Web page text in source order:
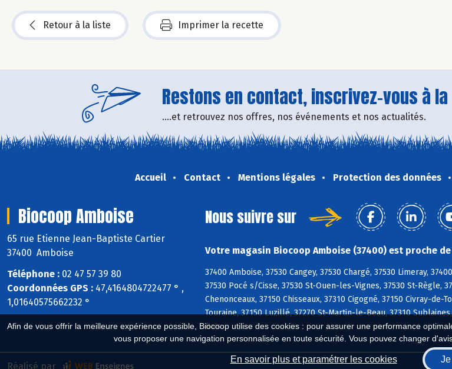
Afin de vous offrir la meilleure expérience possible, Biocoop utilise des cookies : pour assurer une performance
vous proposer une navigation personnalisée en toute sécurité. Vous pouvez changer
En savoir plus et paramétrer les cookies
Retour à la liste Imprimer la recette
Restons en contact, inscrivez-vous à
....et retrouvez nos offres, nos événements et nos actualités.
Accueil Contact Mentions légales Protection des données
Biocoop Amboise
65 rue Etienne Jean-Baptiste Cartier
37400 Amboise
Téléphone : 02 47 57 39 80
Coordonnées GPS : 47,4164804722477 ° ,
1,01640575662232 °
Nous suivre sur
Votre magasin Biocoop Amboise (37400) est proche de
37400 Amboise, 37530 Cangey, 37530 Chargé, 37530 Limeray,
37530 Pocé s/Cisse, 37530 St-Ouen-les-Vignes, 37530 St-Règle,
Chenonceaux, 37150 Chisseaux, 37310 Cigogné, 37150 Civray-
Touraine, 37150 Luzillé, 37270 St-Martin-le-Beau, 37310
Bois
Réalisé par